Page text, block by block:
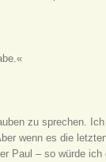
zu sprechen.
wenn es die
– so würde